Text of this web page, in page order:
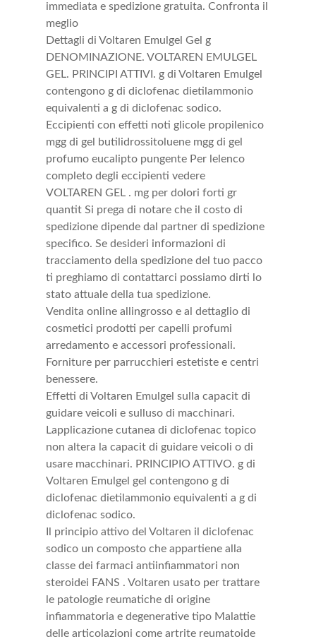
immediata e spedizione gratuita. Confronta il
meglio
Dettagli di Voltaren Emulgel Gel g
DENOMINAZIONE. VOLTAREN EMULGEL
GEL. PRINCIPI ATTIVI. g di Voltaren Emulgel
contengono g di diclofenac dietilammonio
equivalenti a g di diclofenac sodico.
Eccipienti con effetti noti glicole propilenico
mgg di gel butilidrossitoluene mgg di gel
profumo eucalipto pungente Per lelenco
completo degli eccipienti vedere
VOLTAREN GEL . mg per dolori forti gr
quantit Si prega di notare che il costo di
spedizione dipende dal partner di spedizione
specifico. Se desideri informazioni di
tracciamento della spedizione del tuo pacco
ti preghiamo di contattarci possiamo dirti lo
stato attuale della tua spedizione.
Vendita online allingrosso e al dettaglio di
cosmetici prodotti per capelli profumi
arredamento e accessori professionali.
Forniture per parrucchieri estetiste e centri
benessere.
Effetti di Voltaren Emulgel sulla capacit di
guidare veicoli e sulluso di macchinari.
Lapplicazione cutanea di diclofenac topico
non altera la capacit di guidare veicoli o di
usare macchinari. PRINCIPIO ATTIVO. g di
Voltaren Emulgel gel contengono g di
diclofenac dietilammonio equivalenti a g di
diclofenac sodico.
Il principio attivo del Voltaren il diclofenac
sodico un composto che appartiene alla
classe dei farmaci antiinfiammatori non
steroidei FANS . Voltaren usato per trattare
le patologie reumatiche di origine
infiammatoria e degenerative tipo Malattie
delle articolazioni come artrite reumatoide